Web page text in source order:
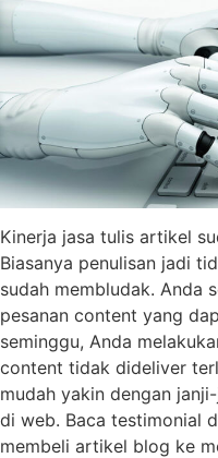
Kinerja jasa tulis artikel
Biasanya penulisan jadi
sudah membludak. Anda
pesanan content yang
seminggu, Anda
content tidak dideliver
mudah yakin dengan
di web. Baca testimonial
membeli artikel blog ke